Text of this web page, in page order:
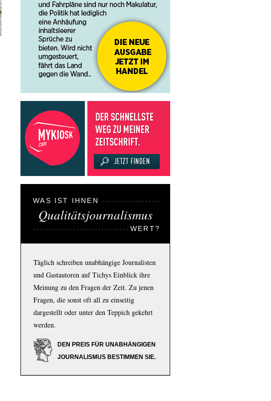
WAS IST IHNEN
Qualitätsjournalismus
WERT?
Täglich schreiben unabhängige Journalisten
und Gastautoren auf Tichys Einblick ihre
Meinung zu den Fragen der Zeit. Zu jenen
Fragen, die sonst oft all zu einseitig
dargestellt oder unter den Teppich gekehrt
werden.
DEN PREIS FÜR UNABHÄNGIGEN
JOURNALISMUS BESTIMMEN SIE.